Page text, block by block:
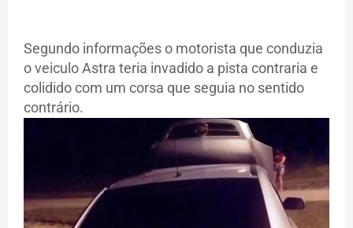
Segundo informações o motorista que conduzia
o veiculo Astra teria invadido a pista contraria e
colidido com um corsa que seguia no sentido
contrário.